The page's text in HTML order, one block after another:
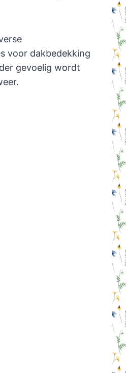
voor dakbedekking
gevoelig wordt